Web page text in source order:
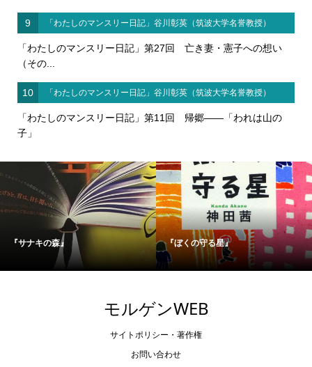
9 「わたしのマンスリー日記」谷川彰英（筑波大学名誉教授）
「わたしのマンスリー日記」第27回 亡き妻・憲子への想い
（その...
10 「わたしのマンスリー日記」谷川彰英（筑波大学名誉教授）
「わたしのマンスリー日記」第11回 帰郷――「われは山の
子」
サナキの森』 『ぼくの守る星』
モルゲンWEB
サイトポリシー・著作権
お問い合わせ